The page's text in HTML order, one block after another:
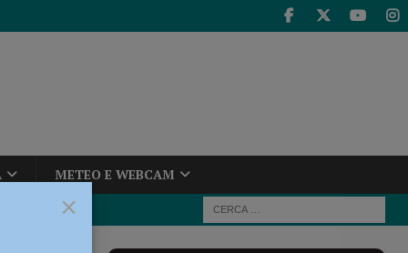
METEO E WEBCAM
×